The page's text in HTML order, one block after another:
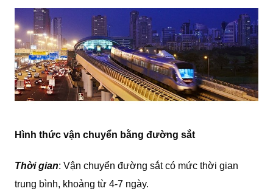
Hình thức vận chuyển bằng đường sắt
Thời gian: Vận chuyển đường sắt có mức thời gian
trung bình, khoảng từ 4-7 ngày.